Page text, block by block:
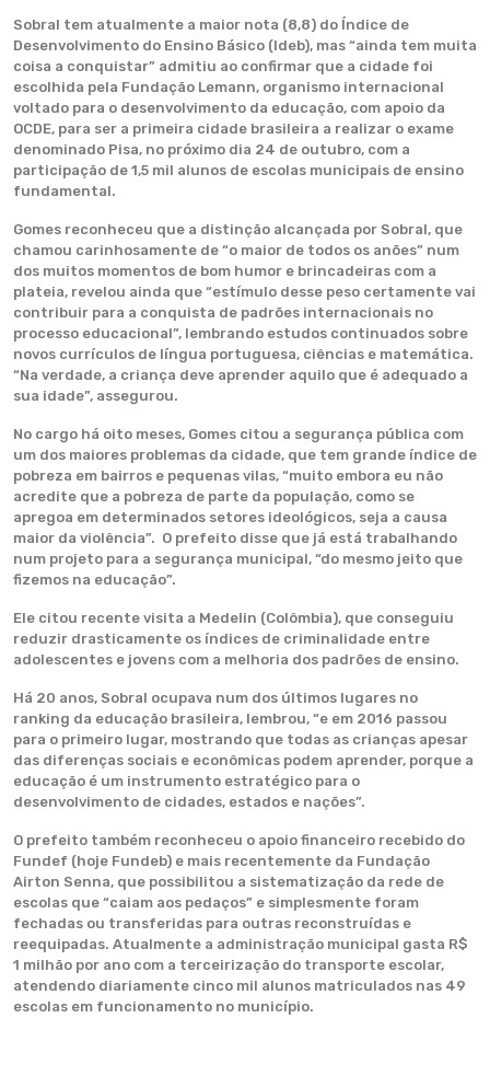
Sobral tem atualmente a maior nota (8,8) do Índice de
Desenvolvimento do Ensino Básico (Ideb), mas “ainda tem muita
coisa a conquistar” admitiu ao confirmar que a cidade foi
escolhida pela Fundação Lemann, organismo internacional
voltado para o desenvolvimento da educação, com apoio da
OCDE, para ser a primeira cidade brasileira a realizar o exame
denominado Pisa, no próximo dia 24 de outubro, com a
participação de 1,5 mil alunos de escolas municipais de ensino
fundamental.
Gomes reconheceu que a distinção alcançada por Sobral, que
chamou carinhosamente de “o maior de todos os anões” num
dos muitos momentos de bom humor e brincadeiras com a
plateia, revelou ainda que “estímulo desse peso certamente vai
contribuir para a conquista de padrões internacionais no
processo educacional”, lembrando estudos continuados sobre
novos currículos de língua portuguesa, ciências e matemática.
“Na verdade, a criança deve aprender aquilo que é adequado a
sua idade”, assegurou.
No cargo há oito meses, Gomes citou a segurança pública com
um dos maiores problemas da cidade, que tem grande índice de
pobreza em bairros e pequenas vilas, “muito embora eu não
acredite que a pobreza de parte da população, como se
apregoa em determinados setores ideológicos, seja a causa
maior da violência”. O prefeito disse que já está trabalhando
num projeto para a segurança municipal, “do mesmo jeito que
fizemos na educação”.
Ele citou recente visita a Medelin (Colômbia), que conseguiu
reduzir drasticamente os índices de criminalidade entre
adolescentes e jovens com a melhoria dos padrões de ensino.
Há 20 anos, Sobral ocupava num dos últimos lugares no
ranking da educação brasileira, lembrou, “e em 2016 passou
para o primeiro lugar, mostrando que todas as crianças apesar
das diferenças sociais e econômicas podem aprender, porque a
educação é um instrumento estratégico para o
desenvolvimento de cidades, estados e nações”.
O prefeito também reconheceu o apoio financeiro recebido do
Fundef (hoje Fundeb) e mais recentemente da Fundação
Airton Senna, que possibilitou a sistematização da rede de
escolas que “caiam aos pedaços” e simplesmente foram
fechadas ou transferidas para outras reconstruídas e
reequipadas. Atualmente a administração municipal gasta R$
1 milhão por ano com a terceirização do transporte escolar,
atendendo diariamente cinco mil alunos matriculados nas 49
escolas em funcionamento no município.